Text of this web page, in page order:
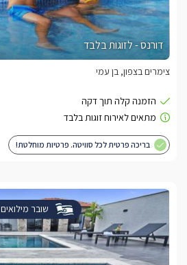
דורנס - לזוגות בלבד
צימרים בצפון, בן עמי
בריכה פרטית לכל סוויטה. פרטיות מוחלטת!
שובר מילואים